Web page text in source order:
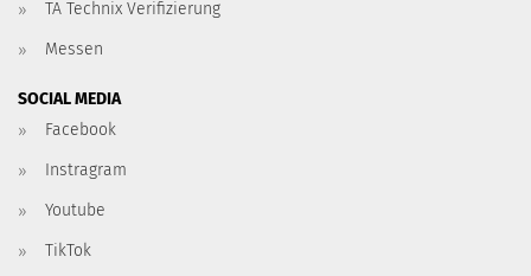
TA Technix Verifizierung
Messen
SOCIAL MEDIA
Facebook
Instragram
Youtube
TikTok